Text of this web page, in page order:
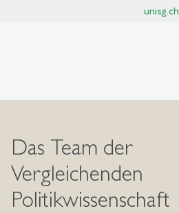
unisg.ch
Das Team der
Vergleichenden
Politikwissenschaft